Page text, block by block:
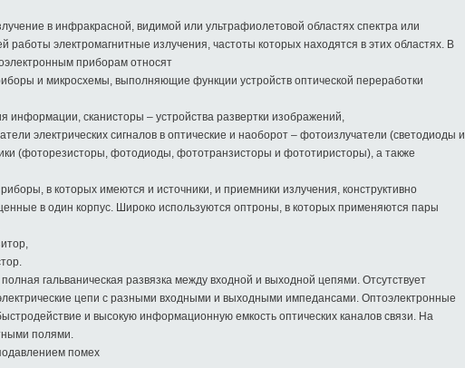
в инфракрасной, видимой или ультрафиолетовой областях спектра или
работы электромагнитные излучения, частоты которых находятся в этих областях. В
приборам относят
и микросхемы, выполняющие функции устройств оптической переработки
информации, сканисторы – устройства развертки изображений,
электрических сигналов в оптические и наоборот – фотоизлучатели (светодиоды и
(фоторезисторы, фотодиоды, фототранзисторы и фототиристоры), а также
в которых имеются и источники, и приемники излучения, конструктивно
в один корпус. Широко используются оптроны, в которых применяются пары
гальваническая развязка между входной и выходной цепями. Отсутствует
цепи с разными входными и выходными импедансами. Оптоэлектронные
и высокую информационную емкость оптических каналов связи. На
полями.
помех